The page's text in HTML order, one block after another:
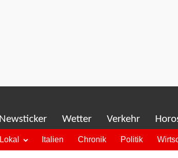
Newsticker Wetter Verkehr
Lokal Italien Chronik Politik